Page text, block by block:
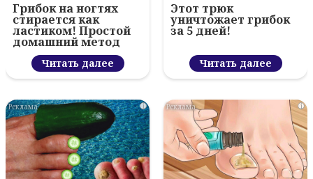
Грибок на ногтях
стирается как
ластиком! Простой
домашний метод
Читать далее
Этот трюк
уничтожает грибок
за 5 дней!
Читать далее
i i